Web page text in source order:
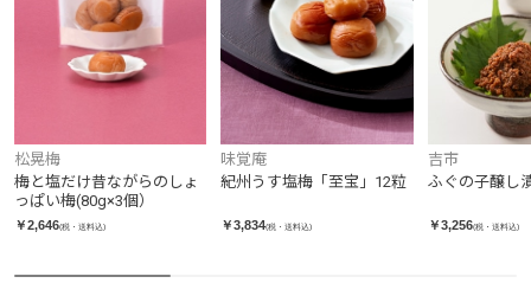
松晃梅
梅と塩だけ昔ながらのしょ
っぱい梅(80g×3個）
￥2,646(税・送料込)
味覚庵
紀州うす塩梅「至宝」12粒
￥3,834(税・送料込)
吉市
ふぐの子醸し
￥3,256(税・送料込)